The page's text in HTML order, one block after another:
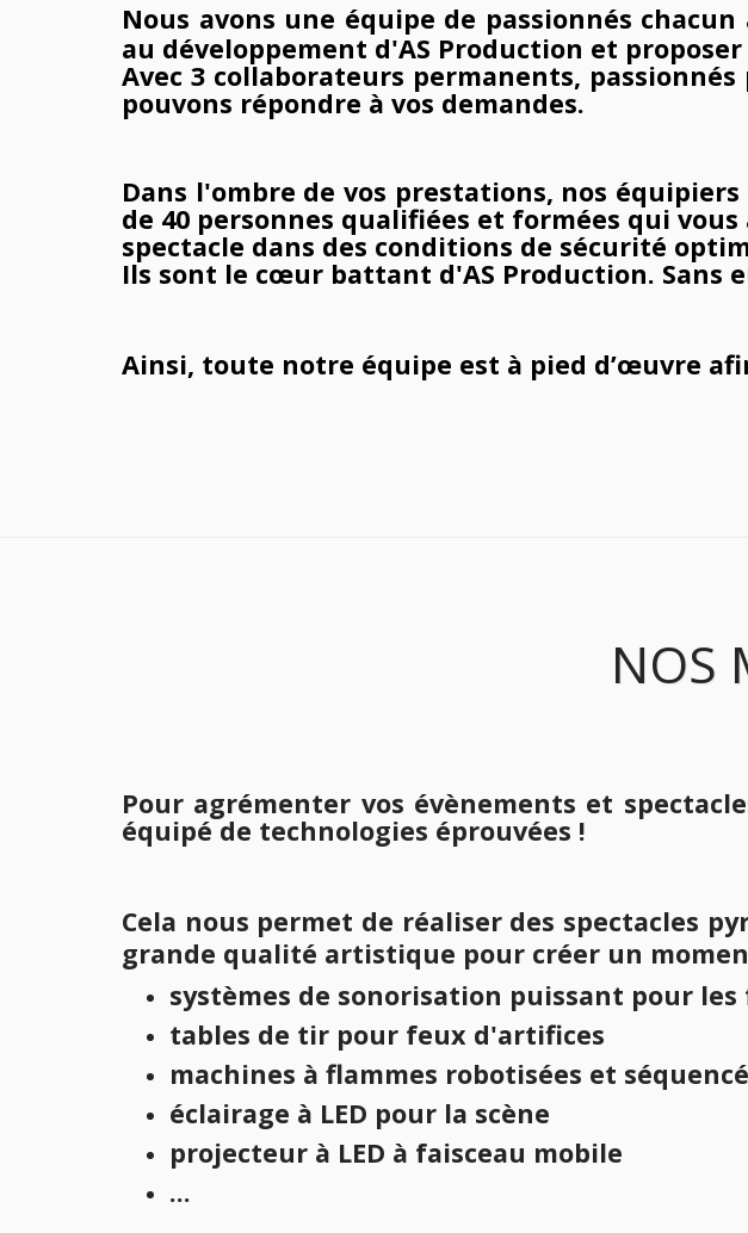
Nous avons une équipe de passionnés chacun
au développement d'AS Production et
Avec 3 collaborateurs permanents,
pouvons répondre à vos demandes.
Dans l'ombre de vos prestations, nos
de 40 personnes qualifiées et formées qui
spectacle dans des conditions de sécurité
Ils sont le cœur battant d'AS Production. Sans
Ainsi, toute notre équipe est à pied d’œuvre
NOS
Pour agrémenter vos évènements et
équipé de technologies éprouvées !
Cela nous permet de réaliser des spectacles
grande qualité artistique pour créer un
systèmes de sonorisation puissant pour
tables de tir pour feux d'artifices
machines à flammes robotisées et
éclairage à LED pour la scène
projecteur à LED à faisceau mobile
...